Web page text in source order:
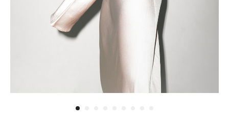
О бренде
Публичный договор
Оставайтесь в курсе новых коллекций,
распродаж, релизов и специальных